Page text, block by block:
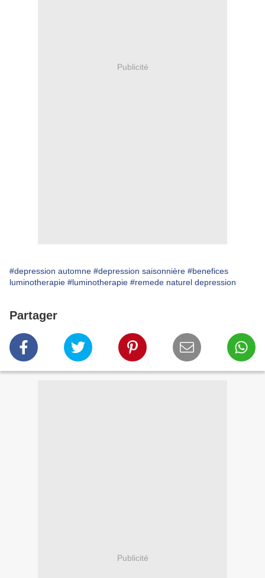
Publicité
#depression automne #depression saisonnière #benefices
luminotherapie #luminotherapie #remede naturel depression
Partager
Publicité